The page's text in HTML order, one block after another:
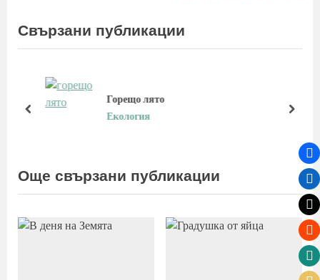
v
P
:
x
Свързани публикации
Горещо лято
Екология
prev next
Още свързани публикации